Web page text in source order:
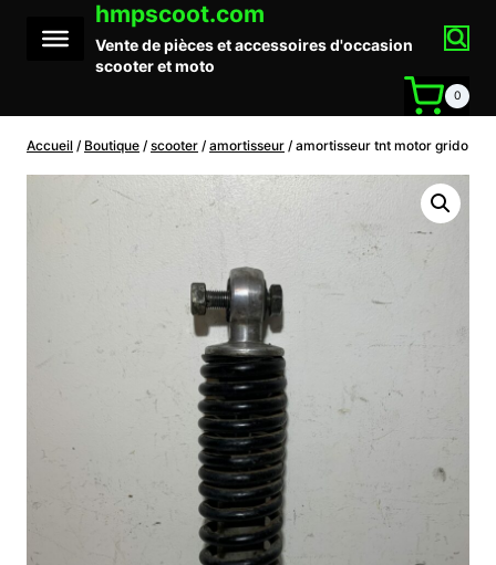
contenu
hmpscoot.com
Vente de pièces et accessoires d'occasion
scooter et moto
0
Accueil / Boutique / scooter / amortisseur / amortisseur tnt motor grido